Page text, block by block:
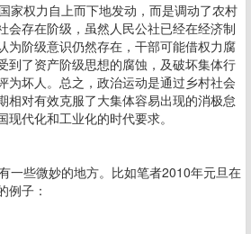
家权力自上而下地发动，而是调动了农村
会存在阶级，虽然人民公社已经在经济制
为阶级意识仍然存在，干部可能借权力腐
到了资产阶级思想的腐蚀，及破坏集体行
为坏人。总之，政治运动是通过乡村社会
相对有效克服了大集体容易出现的消极怠
代化和工业化的时代要求。
一些微妙的地方。比如笔者2010年元旦在
例子：